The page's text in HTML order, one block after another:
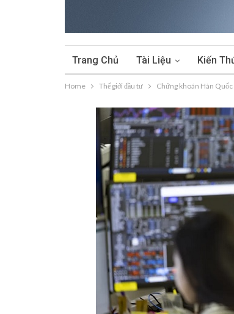
Trang Chủ Tài Liệu Kiến
Home Thế giới đầu tư Chứng khoán Hàn